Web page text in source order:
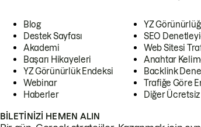
Blog
Destek Sayfası
Akademi
Başarı Hikayeleri
YZ Görünürlük Endeksi
Webinar
Haberler
YZ
SEO
Web Sitesi
Anahtar
Backlink
Trafiğe Göre
Diğer
BILETINIZI HEMEN ALIN